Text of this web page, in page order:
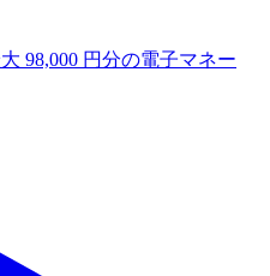
98,000 円分の電子マネー